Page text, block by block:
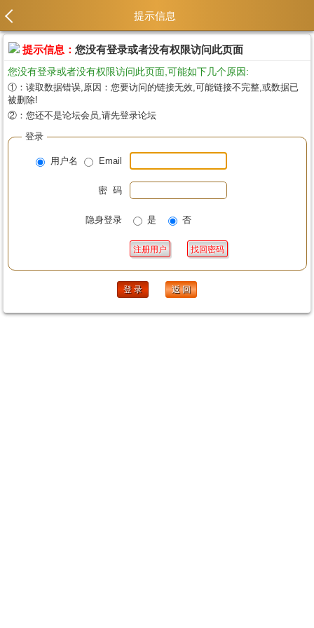
提示信息
提示信息： 您没有登录或者没有权限访问此页面
您没有登录或者没有权限访问此页面,可能如下几个原因:
①：读取数据错误,原因：您要访问的链接无效,可能链接不完整,或数据已
被删除!
②：您还不是论坛会员,请先登录论坛
登录
用户名 Email
密 码
隐身登录 是 否